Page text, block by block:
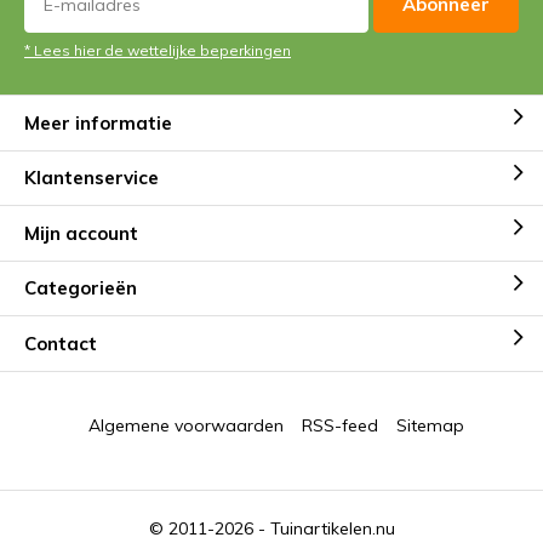
* Lees hier de wettelijke beperkingen
Meer informatie
Klantenservice
Mijn account
Categorieën
Contact
© 2011-2026 - Tuinartikelen.nu
Algemene voorwaarden RSS-feed Sitemap